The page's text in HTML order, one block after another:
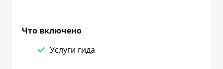
Что включено
Услуги гида